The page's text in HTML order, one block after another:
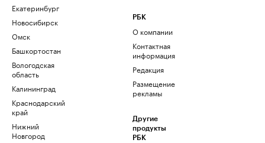
Екатеринбург
Новосибирск
Омск
Башкортостан
Вологодская
область
Калининград
Краснодарский
край
Нижний
Новгород
РБК
О компании
Контактная
информация
Редакция
Размещение
рекламы
Другие
продукты
РБК